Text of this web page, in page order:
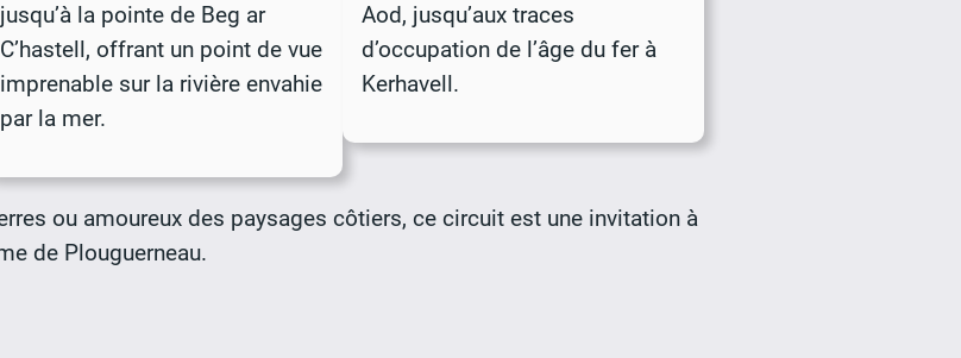
jusqu’à la pointe de Beg ar
C’hastell, offrant un point de vue
imprenable sur la rivière envahie
par la mer.
Aod, jusqu’aux traces
d’occupation de l’âge du fer à
Kerhavell.
ou amoureux des paysages côtiers, ce circuit est une invitation à
de Plouguerneau.